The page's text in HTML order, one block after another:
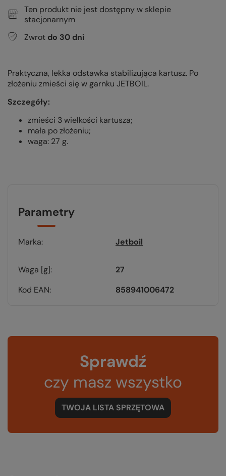
Ten produkt nie jest dostępny w sklepie
stacjonarnym
Zwrot do 30 dni
Praktyczna, lekka odstawka stabilizująca kartusz. Po
złożeniu zmieści się w garnku JETBOIL.
Szczegóły:
zmieści 3 wielkości kartusza;
mała po złożeniu;
waga: 27 g.
Parametry
Marka Jetboil
Waga [g]
27
Kod EAN
858941006472
Sprawdź
czy masz wszystko
TWOJA LISTA SPRZĘTOWA